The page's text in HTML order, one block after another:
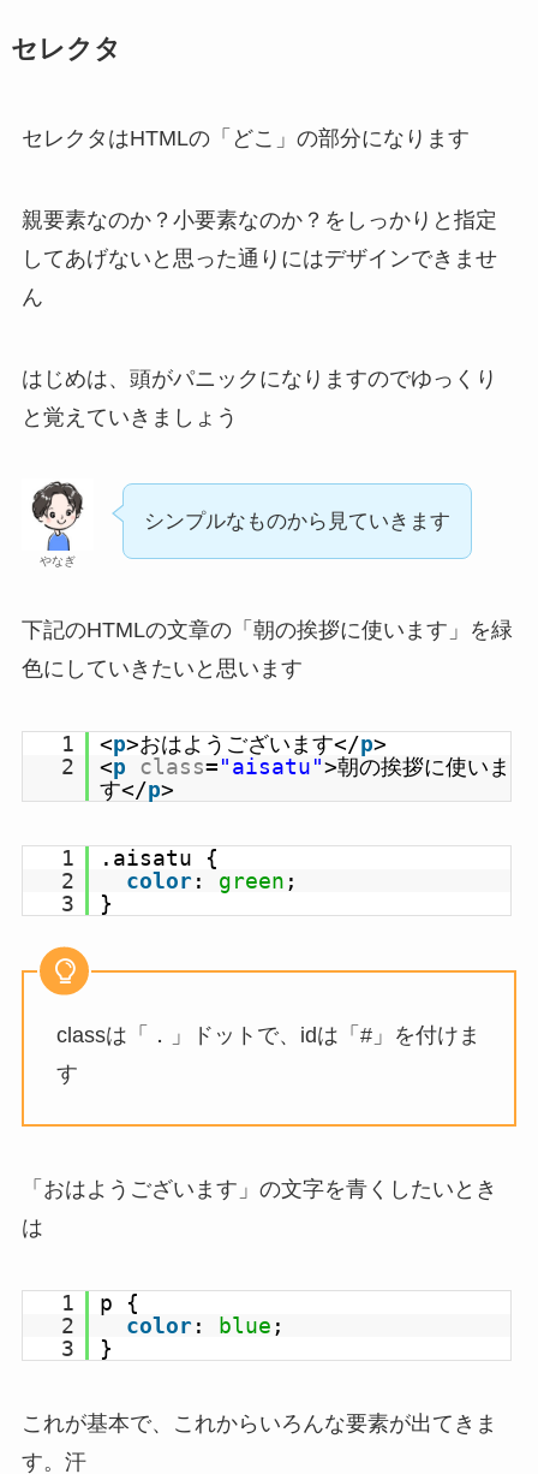
セレクタ
セレクタはHTMLの「どこ」の部分になります
親要素なのか？小要素なのか？をしっかりと指定
してあげないと思った通りにはデザインできませ
ん
はじめは、頭がパニックになりますのでゆっくり
と覚えていきましょう
やなぎ
シンプルなものから見ていきます
下記のHTMLの文章の「朝の挨拶に使います」を緑
色にしていきたいと思います
1 <p>おはようございます</p>
2
<p class="aisatu">朝の挨拶に使いま
す</p>
1
.aisatu {
2
color: green ;
3
}
classは「．」ドットで、idは「#」を付けま
す
「おはようございます」の文字を青くしたいとき
は
1
p {
2
color: blue ;
3
}
これが基本で、これからいろんな要素が出てきま
す。汗